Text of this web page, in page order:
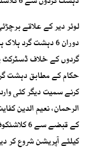
لوئر دیر کے علاقے
دوران 6 دہشت
گردوں کے خلاف
حکام کے مطابق دہشت
کرنے سمیت دیگر کئی
الرحمان، نعیم الدین
کیلئے آپریشن شروع